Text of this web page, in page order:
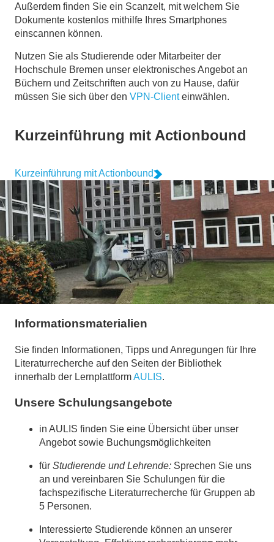
Außerdem finden Sie ein Scanzelt, mit welchem Sie
Dokumente kostenlos mithilfe Ihres Smartphones
einscannen können.
Nutzen Sie als Studierende oder Mitarbeiter der
Hochschule Bremen unser elektronisches Angebot an
Büchern und Zeitschriften auch von zu Hause, dafür
müssen Sie sich über den VPN-Clienteinwählen.
Kurzeinführung mit Actionbound
Kurzeinführung mit Actionbound
Informationsmaterialien
Sie finden Informationen, Tipps und Anregungen für Ihre
Literaturrecherche auf den Seiten der Bibliothek
innerhalb der LernplattformAULIS.
Unsere Schulungsangebote
in AULIS finden Sie eine Übersicht über unser
Angebot sowie Buchungsmöglichkeiten
für Studierende und Lehrende: Sprechen Sie uns
an und vereinbaren Sie Schulungen für die
fachspezifische Literaturrecherche für Gruppen ab
5 Personen.
Interessierte Studierende können an unserer